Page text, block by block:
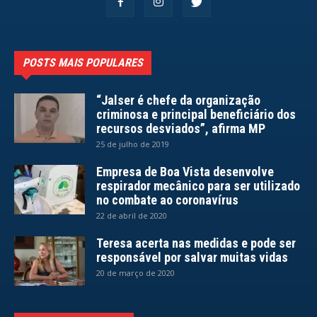
POSTS MAIS POPULARES
“Jalser é chefe da organização
criminosa e principal beneficiário dos
recursos desviados”, afirma MP
25 de julho de 2019
Empresa de Boa Vista desenvolve
respirador mecânico para ser utilizado
no combate ao coronavírus
22 de abril de 2020
Teresa acerta nas medidas e pode ser
responsável por salvar muitas vidas
20 de março de 2020